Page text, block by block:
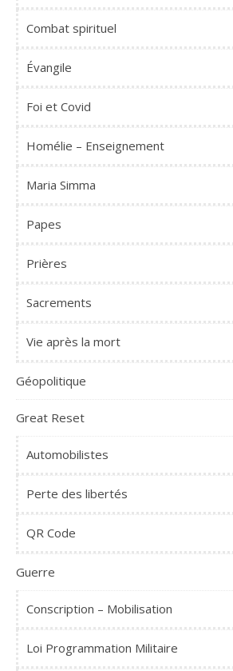
Combat spirituel
Évangile
Foi et Covid
Homélie – Enseignement
Maria Simma
Papes
Prières
Sacrements
Vie après la mort
Géopolitique
Great Reset
Automobilistes
Perte des libertés
QR Code
Guerre
Conscription – Mobilisation
Loi Programmation Militaire